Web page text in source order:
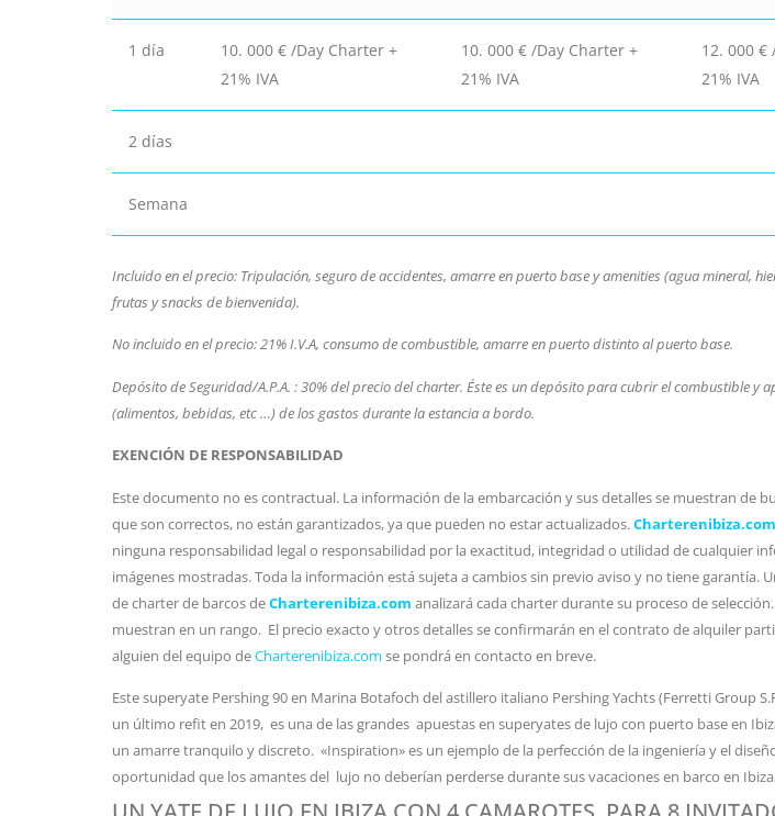
1 día
10. 000 € /Day Charter +
21% IVA
10. 000 € /Day Charter +
21% IVA
12. 000 €
21% IVA
2 días
Semana
Incluido en el precio: Tripulación, seguro de accidentes, amarre en puerto base y amenities (agua mineral,
frutas y snacks de bienvenida).
No incluido en el precio: 21% I.V.A, consumo de combustible, amarre en puerto distinto al puerto base.
Depósito de Seguridad/A.P.A. : 30% del precio del charter. Éste es un depósito para cubrir el combustible y
(alimentos, bebidas, etc …) de los gastos durante la estancia a bordo.
EXENCIÓN DE RESPONSABILIDAD
Este documento no es contractual. La información de la embarcación y sus detalles se muestran de
que son correctos, no están garantizados, ya que pueden no estar actualizados.Charterenibiza.com
ninguna responsabilidad legal o responsabilidad por la exactitud, integridad o utilidad de cualquier
imágenes mostradas. Toda la información está sujeta a cambios sin previo aviso y no tiene garantía.
de charter de barcos deCharterenibiza.com analizará cada charter durante su proceso de
muestran en un rango. El precio exacto y otros detalles se confirmarán en el contrato de alquiler
alguien del equipo deCharterenibiza.com se pondrá en contacto en breve.
Este superyate Pershing 90 en Marina Botafoch del astillero italiano Pershing Yachts (Ferretti Group
un último refit en 2019, es una de las grandes apuestas en superyates de lujo con puerto base en
un amarre tranquilo y discreto. «Inspiration» es un ejemplo de la perfección de la ingeniería y el
oportunidad que los amantes del lujo no deberían perderse durante sus vacaciones en barco en